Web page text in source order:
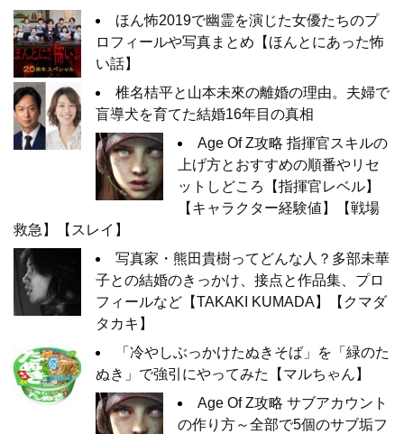
ほん怖2019で幽霊を演じた女優たちのプ
ロフィールや写真まとめ【ほんとにあった怖
い話】
椎名桔平と山本未來の離婚の理由。夫婦で
盲導犬を育てた結婚16年目の真相
Age Of Z攻略 指揮官スキルの
上げ方とおすすめの順番やリセ
ットしどころ【指揮官レベル】
【キャラクター経験値】【戦場
救急】【スレイ】
写真家・熊田貴樹ってどんな人？多部未華
子との結婚のきっかけ、接点と作品集、プロ
フィールなど【TAKAKI KUMADA】【クマダ
タカキ】
「冷やしぶっかけたぬきそば」を「緑のた
ぬき」で強引にやってみた【マルちゃん】
Age Of Z攻略 サブアカウント
の作り方～全部で5個のサブ垢フ